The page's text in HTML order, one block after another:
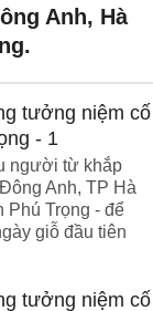
Anh, Hà
người từ khắp
Anh, TP Hà
Phú Trọng - để
giỗ đầu tiên